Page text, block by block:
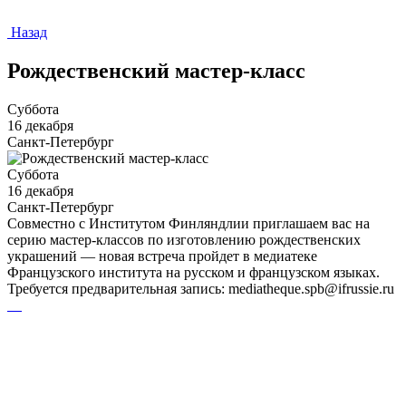
Назад
Рождественский мастер-класс
Суббота
16 декабря
Санкт-Петербург
Суббота
16 декабря
Санкт-Петербург
Совместно с Институтом Финляндлии приглашаем вас на
серию мастер-классов по изготовлению рождественских
украшений — новая встреча пройдет в медиатеке
Французского института на русском и французском языках.
Требуется предварительная запись: mediatheque.spb@ifrussie.ru